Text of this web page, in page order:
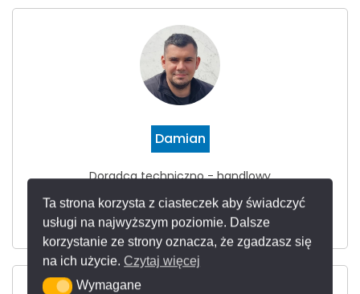
Ta strona korzysta z ciasteczek aby świadczyć
usługi na najwyższym poziomie. Dalsze
korzystanie ze strony oznacza, że zgadzasz się
na ich użycie. Czytaj więcej
WymaganeWymagane
Damian
Doradca techniczno - handlowy
tel.+48 513 074 534
d.hilmanowicz@franko.pl